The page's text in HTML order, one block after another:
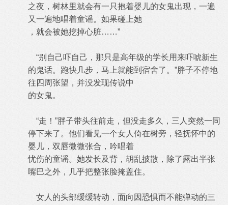
之夜，树林里就会有一只抱着婴儿的女鬼出现，一遍
又一遍地唱着童谣。如果碰上她
，就会被她挖掉心脏……”
“别自己吓自己，那只是高年级的学长用来吓唬新生
的鬼话。跑快几步，马上就能到宿舍了。”胖子不停地
往四周张望，并没发现传说中
的女鬼。
“走！”胖子带头往前走，但没走多久，三人突然一同
停下来了。他们看见一个女人倚在树旁，轻抚怀中的
婴儿，双唇微微张合，吟唱着
忧伤的童谣。她发长及背，胡乱披散，除了露出半张
嘴巴之外，几乎把整张脸掩盖住。
女人的头部缓缓转动，面向因恐惧而不能弹动的三